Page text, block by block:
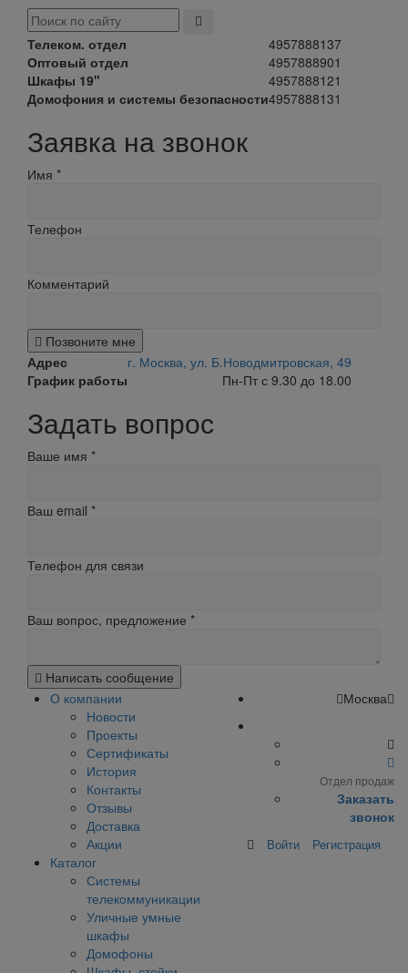
Телеком. отдел
4957888137
Оптовый отдел
4957888901
Шкафы 19"
4957888121
Домофония и системы безопасности4957888131
Заявка на звонок
Имя *
Телефон
Комментарий
Позвоните мне
Адрес
г. Москва, ул. Б.Новодмитровская, 49
График работы
Пн-Пт с 9.30 до 18.00
Задать вопрос
Ваше имя *
Ваш email *
Телефон для связи
Ваш вопрос, предложение *
Написать сообщение
О компании
Новости
Проекты
Сертификаты
История
Контакты
Отзывы
Доставка
Акции
Каталог
Системы
телекоммуникации
Уличные умные
шкафы
Домофоны
Москва
Отдел продаж
Заказать
звонок
Войти Регистрация